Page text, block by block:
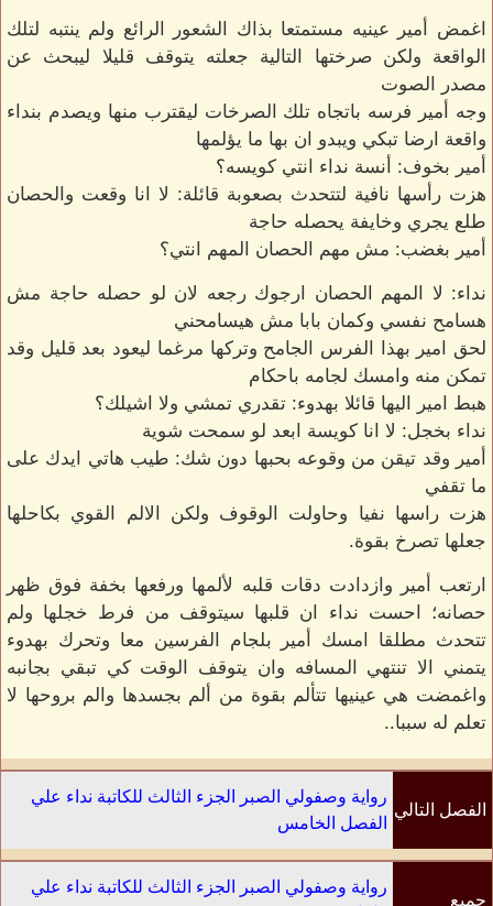
اغمض أمير عينيه مستمتعا بذاك الشعور الرائع ولم ينتبه لتلك
الواقعة ولكن صرختها التالية جعلته يتوقف قليلا ليبحث عن
مصدر الصوت
وجه أمير فرسه باتجاه تلك الصرخات ليقترب منها ويصدم بنداء
واقعة ارضا تبكي ويبدو ان بها ما يؤلمها
أمير بخوف: أنسة نداء انتي كويسه؟
هزت رأسها نافية لتتحدث بصعوبة قائلة: لا انا وقعت والحصان
طلع يجري وخايفة يحصله حاجة
أمير بغضب: مش مهم الحصان المهم انتي؟
نداء: لا المهم الحصان ارجوك رجعه لان لو حصله حاجة مش
هسامح نفسي وكمان بابا مش هيسامحني
لحق امير بهذا الفرس الجامح وتركها مرغما ليعود بعد قليل وقد
تمكن منه وامسك لجامه باحكام
هبط امير اليها قائلا بهدوء: تقدري تمشي ولا اشيلك؟
نداء بخجل: لا انا كويسة ابعد لو سمحت شوية
أمير وقد تيقن من وقوعه بحبها دون شك: طيب هاتي ايدك على
ما تقفي
هزت راسها نفيا وحاولت الوقوف ولكن الالم القوي بكاحلها
جعلها تصرخ بقوة.
ارتعب أمير وازدادت دقات قلبه لألمها ورفعها بخفة فوق ظهر
حصانه؛ احست نداء ان قلبها سيتوقف من فرط خجلها ولم
تتحدث مطلقا امسك أمير بلجام الفرسين معا وتحرك بهدوء
يتمني الا تنتهي المسافه وان يتوقف الوقت كي تبقي بجانبه
واغمضت هي عينيها تتألم بقوة من ألم بجسدها والم بروحها لا
تعلم له سببا..
الفصل التالي
رواية وصفولي الصبر الجزء الثالث للكاتبة نداء علي
الفصل الخامس
جميع
رواية وصفولي الصبر الجزء الثالث للكاتبة نداء علي